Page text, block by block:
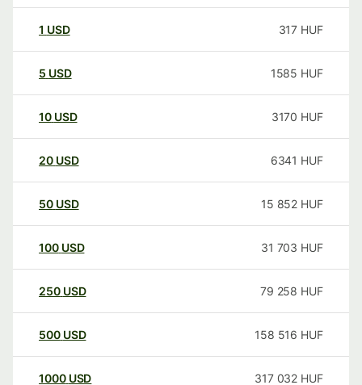
1 USD 317 HUF
5 USD 1585 HUF
10 USD 3170 HUF
20 USD 6341 HUF
50 USD 15 852 HUF
100 USD 31 703 HUF
250 USD 79 258 HUF
500 USD 158 516 HUF
1000 USD 317 032 HUF